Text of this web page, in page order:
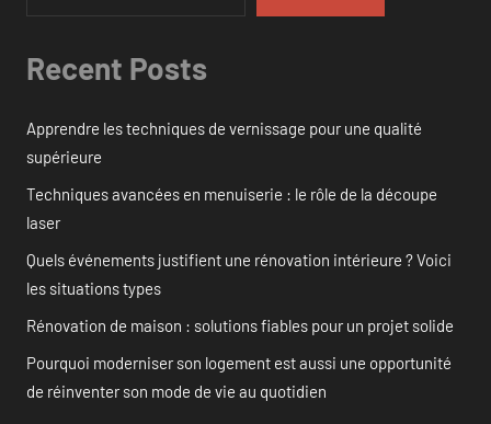
Recent Posts
Apprendre les techniques de vernissage pour une qualité
supérieure
Techniques avancées en menuiserie : le rôle de la découpe
laser
Quels événements justifient une rénovation intérieure ? Voici
les situations types
Rénovation de maison : solutions fiables pour un projet solide
Pourquoi moderniser son logement est aussi une opportunité
de réinventer son mode de vie au quotidien